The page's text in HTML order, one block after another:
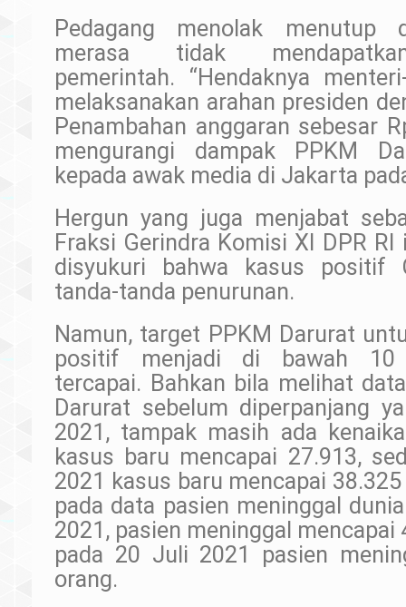
Pedagang menolak menutup
merasa tidak
pemerintah. “Hendaknya
melaksanakan arahan presiden
Penambahan anggaran sebesar
mengurangi dampak PPKM
kepada awak media di Jakarta
Hergun yang juga menjabat
Fraksi Gerindra Komisi XI DPR
disyukuri bahwa kasus positif
tanda-tanda penurunan.
Namun, target PPKM Darurat
positif menjadi di bawah
tercapai. Bahkan bila melihat
Darurat sebelum diperpanjang
2021, tampak masih ada
kasus baru mencapai 27.913,
2021 kasus baru mencapai
pada data pasien meninggal
2021, pasien meninggal mencapai
pada 20 Juli 2021 pasien
orang.